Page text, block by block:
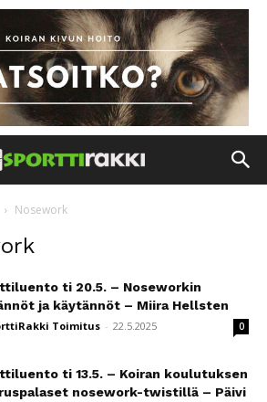
Nosework
ti 20.5. – Noseworkin
ja käytännöt – Miira Hellsten
Toimitus - 22.5.2025 0
ti 13.5. – Koiran koulutuksen
nosework-twistillä – Päivi